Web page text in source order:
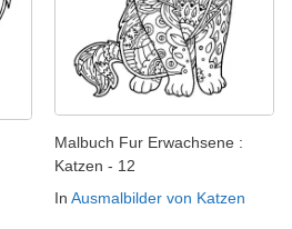
Malbuch Fur Erwachsene :
Katzen - 12
In Ausmalbilder von Katzen